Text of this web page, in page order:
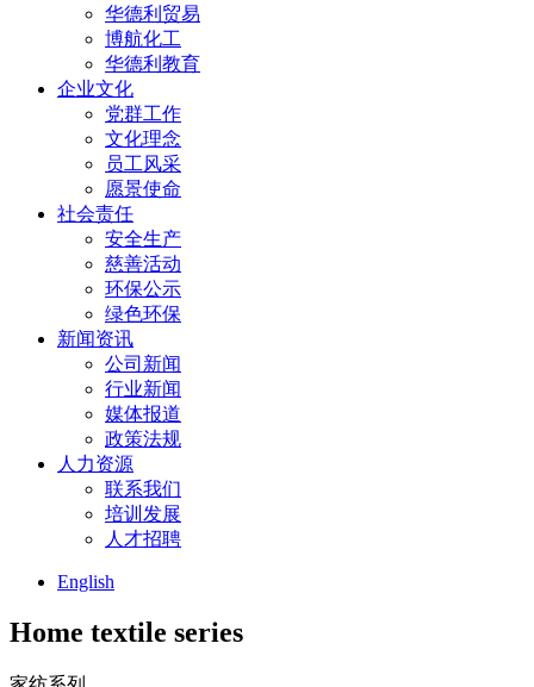
华德利贸易
博航化工
华德利教育
企业文化
党群工作
文化理念
员工风采
愿景使命
社会责任
安全生产
慈善活动
环保公示
绿色环保
新闻资讯
公司新闻
行业新闻
媒体报道
政策法规
人力资源
联系我们
培训发展
人才招聘
English
Home textile series